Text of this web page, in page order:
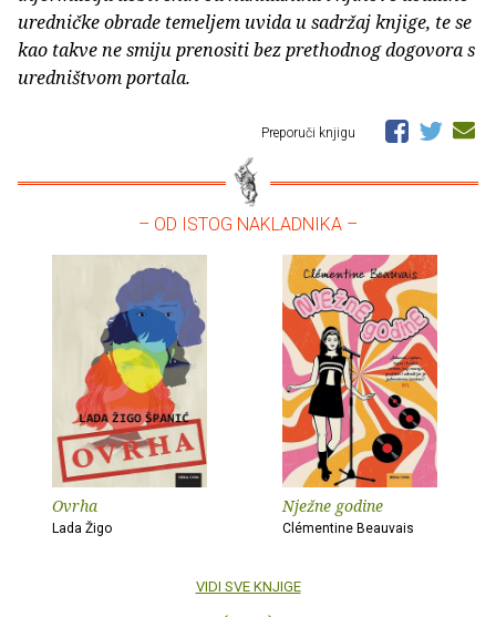
uredničke obrade temeljem uvida u sadržaj knjige, te se
kao takve ne smiju prenositi bez prethodnog dogovora s
uredništvom portala.
Preporuči knjigu
– OD ISTOG NAKLADNIKA –
Ovrha
Lada Žigo
Nježne godine
Clémentine Beauvais
VIDI SVE KNJIGE